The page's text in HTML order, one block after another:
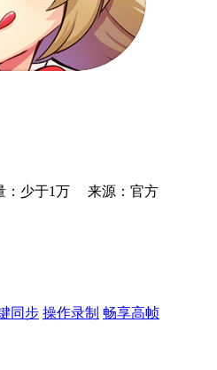
：少于1万
来源：官方
同步 操作录制 畅享高帧